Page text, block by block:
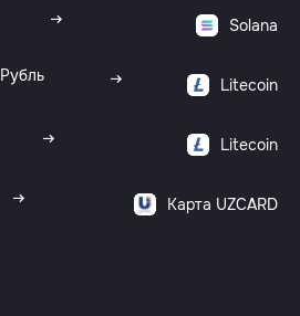
Solana
Litecoin
Litecoin
Карта UZCARD